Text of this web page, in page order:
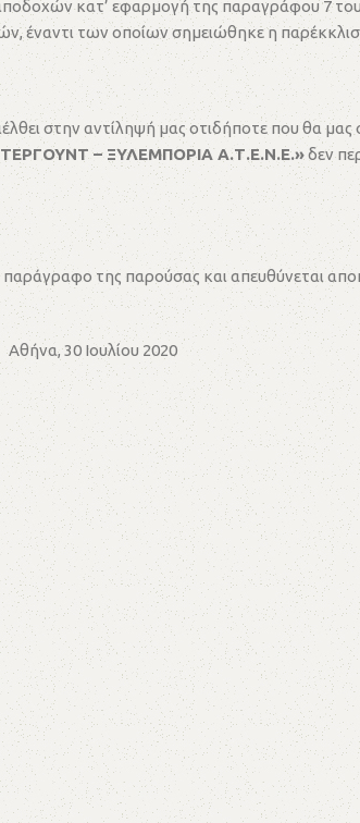
κατ’ εφαρμογή της παραγράφου 7
έναντι των οποίων σημειώθηκε η
στην αντίληψή μας οτιδήποτε που θα
– ΞΥΛΕΜΠΟΡΙΑ Α.Τ.Ε.Ν.Ε.»δεν
της παρούσας και απευθύνεται
Αθήνα, 30 Ιουλίου 2020